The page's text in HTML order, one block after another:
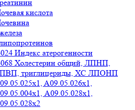
кислота
Индекс атерогенности
Холестерин общий, ЛПНП,
триглицериды, ХС ЛПОНП
A09.05.026х1,
А09.05.028х1,